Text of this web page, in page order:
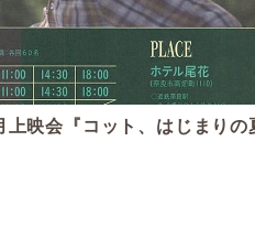
上映会『コット、はじまりの